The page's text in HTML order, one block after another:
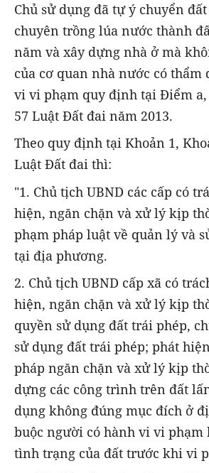
Chủ sử dụng đã tự ý chuyển
chuyên trồng lúa nước thành
năm và xây dựng nhà ở mà
của cơ quan nhà nước có thẩm
vi vi phạm quy định tại Điểm
57 Luật Đất đai năm 2013.
Theo quy định tại Khoản 1,
Luật Đất đai thì:
"1. Chủ tịch UBND các cấp có
hiện, ngăn chặn và xử lý kịp
phạm pháp luật về quản lý và
tại địa phương.
2. Chủ tịch UBND cấp xã có
hiện, ngăn chặn và xử lý kịp
quyền sử dụng đất trái phép,
sử dụng đất trái phép; phát
pháp ngăn chặn và xử lý kịp
dựng các công trình trên đất
dụng không đúng mục đích ở
buộc người có hành vi vi phạm
tình trạng của đất trước khi vi